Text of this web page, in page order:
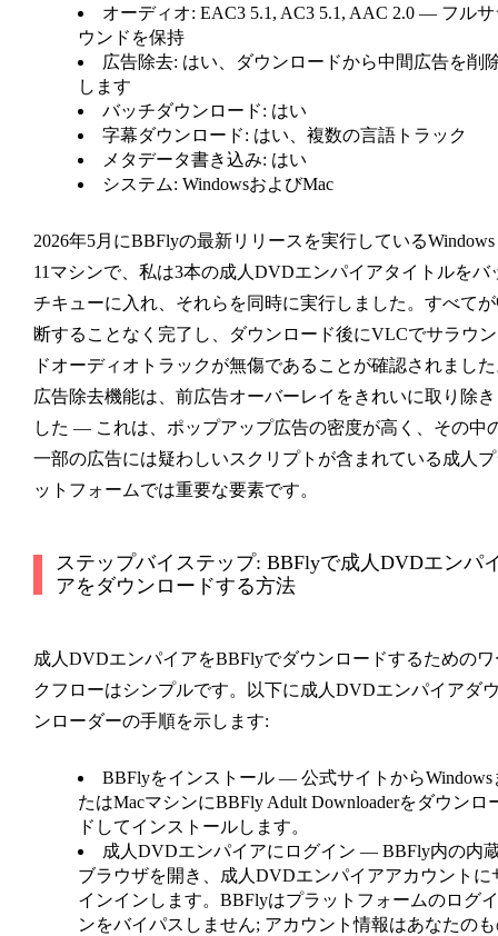
オーディオ: EAC3 5.1, AC3 5.1, AAC 2.0 — フルサ
ウンドを保持
広告除去: はい、ダウンロードから中間広告を削
します
バッチダウンロード: はい
字幕ダウンロード: はい、複数の言語トラック
メタデータ書き込み: はい
システム: WindowsおよびMac
2026年5月にBBFlyの最新リリースを実行しているWindows
11マシンで、私は3本の成人DVDエンパイアタイトルをバ
チキューに入れ、それらを同時に実行しました。すべて
断することなく完了し、ダウンロード後にVLCでサラウン
ドオーディオトラックが無傷であることが確認されまし
広告除去機能は、前広告オーバーレイをきれいに取り除
した — これは、ポップアップ広告の密度が高く、その中
一部の広告には疑わしいスクリプトが含まれている成人
ットフォームでは重要な要素です。
ステップバイステップ: BBFlyで成人DVDエンパ
アをダウンロードする方法
成人DVDエンパイアをBBFlyでダウンロードするためのワ
クフローはシンプルです。以下に成人DVDエンパイアダ
ンローダーの手順を示します:
BBFlyをインストール— 公式サイトからWindows
たはMacマシンにBBFly Adult Downloaderをダウンロ
ドしてインストールします。
成人DVDエンパイアにログイン — BBFly内の内
ブラウザを開き、成人DVDエンパイアアカウントに
インインします。BBFlyはプラットフォームのログイ
ンをバイパスしません; アカウント情報はあなたの